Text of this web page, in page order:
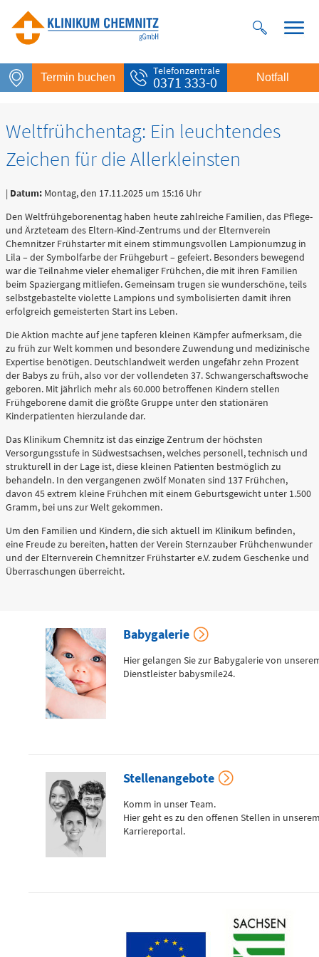
Termin buchen
Telefonzentrale
0371 333-0 Notfall
Notfall
Rettungsdienst
112
Giftnotruf
0361 730730
Ärztlicher Bereitschaftsdienst
116117
Psychiatrische Notfallaufnahme
Dresdner Straße 178
Für Erwachsene:
0371 - 333 12600
(Haus 2)
Für Kinder:
Zentrale Notaufnahme
(0 bis 24 Uhr)
Für alle dringenden und lebensbedrohlichen medizinischen
Telefon
0371 - 333 35500
Notfall-Cardio-Hotline
Für kardiologische Notfälle (zum Beispiel Herzinfarkt)
Weltfrühchentag: Ein leuchtendes
Zeichen für die Allerkleinsten
| Datum: Montag, den 17.11.2025 um 15:16 Uhr
Den Weltfrühgeborenentag haben heute zahlreiche Familien, das Pflege-
und Ärzteteam des Eltern-Kind-Zentrums und der Elternverein
Chemnitzer Frühstarter mit einem stimmungsvollen Lampionumzug in
Lila – der Symbolfarbe der Frühgeburt – gefeiert. Besonders bewegend
war die Teilnahme vieler ehemaliger Frühchen, die mit ihren Familien
beim Spaziergang mitliefen. Gemeinsam trugen sie wunderschöne, teils
selbstgebastelte violette Lampions und symbolisierten damit ihren
erfolgreich gemeisterten Start ins Leben.
Die Aktion machte auf jene tapferen kleinen Kämpfer aufmerksam, die
zu früh zur Welt kommen und besondere Zuwendung und medizinische
Expertise benötigen. Deutschlandweit werden ungefähr zehn Prozent
der Babys zu früh, also vor der vollendeten 37. Schwangerschaftswoche
geboren. Mit jährlich mehr als 60.000 betroffenen Kindern stellen
Frühgeborene damit die größte Gruppe unter den stationären
Kinderpatienten hierzulande dar.
Das Klinikum Chemnitz ist das einzige Zentrum der höchsten
Versorgungsstufe in Südwestsachsen, welches personell, technisch und
strukturell in der Lage ist, diese kleinen Patienten bestmöglich zu
behandeln. In den vergangenen zwölf Monaten sind 137 Frühchen,
davon 45 extrem kleine Frühchen mit einem Geburtsgewicht unter 1.500
Gramm, bei uns zur Welt gekommen.
Um den Familien und Kindern, die sich aktuell im Klinikum befinden,
eine Freude zu bereiten, hatten der Verein Sternzauber Frühchenwunder
und der Elternverein Chemnitzer Frühstarter e.V. zudem Geschenke und
Überraschungen überreicht.
Babygalerie
Hier gelangen Sie zur Babygalerie von
Dienstleister babysmile24.
Stellenangebote
Komm in unser Team.
Hier geht es zu den offenen Stellen in
Karriereportal.